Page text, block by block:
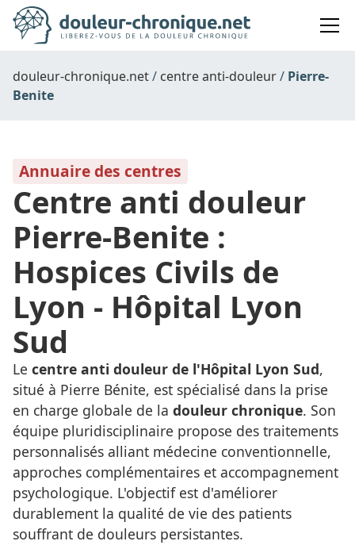
douleur-chronique.net centre anti-douleur
Pierre-
Benite
Annuaire des centres
Centre anti douleur
Pierre-Benite :
Hospices Civils de
Lyon - Hôpital Lyon
Sud
Le centre anti douleur de l'Hôpital Lyon Sud,
situé à Pierre Bénite, est spécialisé dans la prise
en charge globale de la douleur chronique. Son
équipe pluridisciplinaire propose des traitements
personnalisés alliant médecine conventionnelle,
approches complémentaires et accompagnement
psychologique. L'objectif est d'améliorer
durablement la qualité de vie des patients
souffrant de douleurs persistantes.